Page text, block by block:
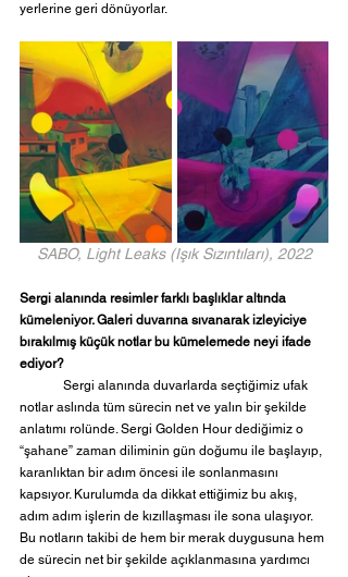
yerlerine geri dönüyorlar.
SABO, Light Leaks (Işık Sızıntıları), 2022
Sergi alanında resimler farklı başlıklar altında
kümeleniyor. Galeri duvarına sıvanarak izleyiciye
bırakılmış küçük notlar bu kümelemede neyi ifade
ediyor?
notlar aslında tüm sürecin net ve yalın bir şekilde
anlatımı rolünde. Sergi Golden Hour dediğimiz o
“şahane” zaman diliminin gün doğumu ile başlayıp,
karanlıktan bir adım öncesi ile sonlanmasını
kapsıyor. Kurulumda da dikkat ettiğimiz bu akış,
adım adım işlerin de kızıllaşması ile sona ulaşıyor.
Bu notların takibi de hem bir merak duygusuna hem
de sürecin net bir şekilde açıklanmasına yardımcı